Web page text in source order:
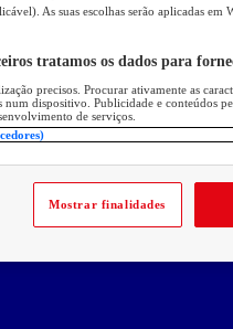
As suas escolhas serão aplicadas
tratamos os dados para
precisos. Procurar ativamente as
num dispositivo. Publicidade e conteúdos
de serviços.
Mostrar finalidades